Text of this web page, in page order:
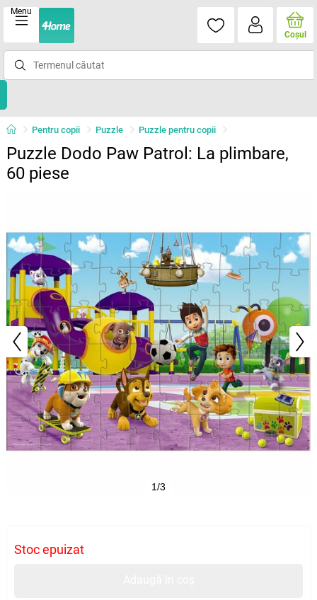
Menu
Coşul
Pentru copii Puzzle Puzzle pentru copii
Puzzle Dodo Paw Patrol: La plimbare,
60 piese
1/3
Stoc epuizat